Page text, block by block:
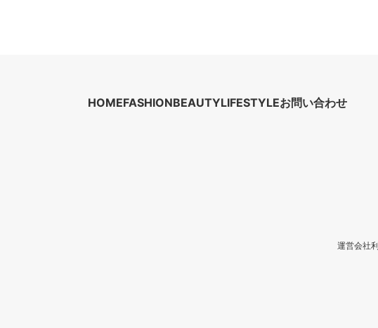
HOMEFASHIONBEAUTYLIFESTYLEお問い合わせ
運営会社